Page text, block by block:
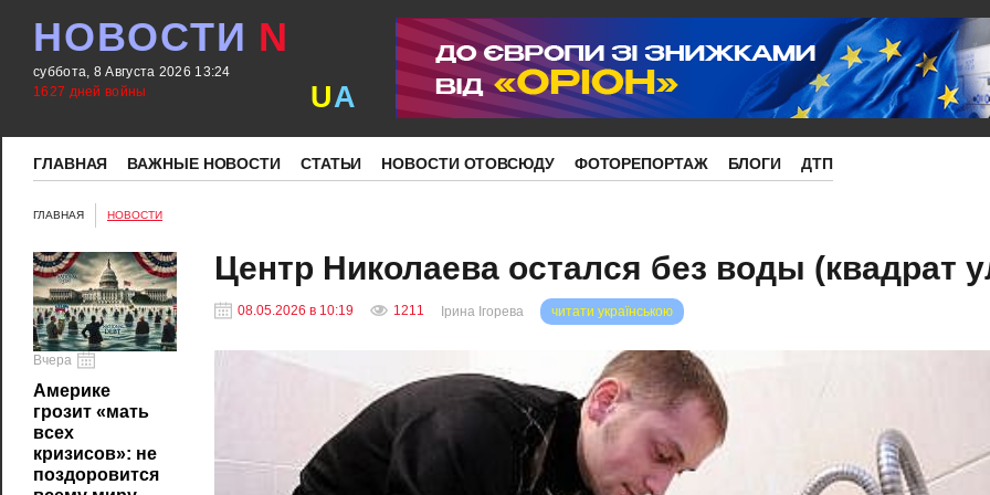
НОВОСТИ N
суббота, 8 Августа 2026 13:24
1627 дней войны
UA
ГЛАВНАЯ ВАЖНЫЕ НОВОСТИ СТАТЬИ НОВОСТИ ОТОВСЮДУ ФОТОРЕПОРТАЖ БЛОГИ ДТП
ГЛАВНАЯ НОВОСТИ
Вчера
Америке
грозит «мать
всех
кризисов»: не
поздоровится
Центр Николаева остался без воды (квадрат
08.05.2026 в 10:19 1211 читати українською
Ірина Ігорева